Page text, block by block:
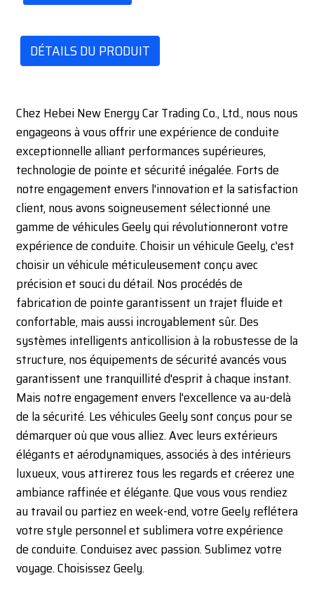
DÉTAILS DU PRODUIT
Chez Hebei New Energy Car Trading Co., Ltd., nous nous
engageons à vous offrir une expérience de conduite
exceptionnelle alliant performances supérieures,
technologie de pointe et sécurité inégalée. Forts de
notre engagement envers l'innovation et la satisfaction
client, nous avons soigneusement sélectionné une
gamme de véhicules Geely qui révolutionneront votre
expérience de conduite. Choisir un véhicule Geely, c'est
choisir un véhicule méticuleusement conçu avec
précision et souci du détail. Nos procédés de
fabrication de pointe garantissent un trajet fluide et
confortable, mais aussi incroyablement sûr. Des
systèmes intelligents anticollision à la robustesse de la
structure, nos équipements de sécurité avancés vous
garantissent une tranquillité d'esprit à chaque instant.
Mais notre engagement envers l'excellence va au-delà
de la sécurité. Les véhicules Geely sont conçus pour se
démarquer où que vous alliez. Avec leurs extérieurs
élégants et aérodynamiques, associés à des intérieurs
luxueux, vous attirerez tous les regards et créerez une
ambiance raffinée et élégante. Que vous vous rendiez
au travail ou partiez en week-end, votre Geely reflétera
votre style personnel et sublimera votre expérience
de conduite. Conduisez avec passion. Sublimez votre
voyage. Choisissez Geely.